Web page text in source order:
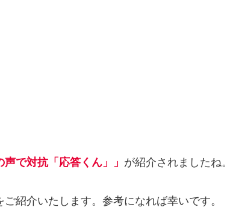
で対抗「応答くん」」 が紹介されましたね。
紹介いたします。参考になれば幸いです。